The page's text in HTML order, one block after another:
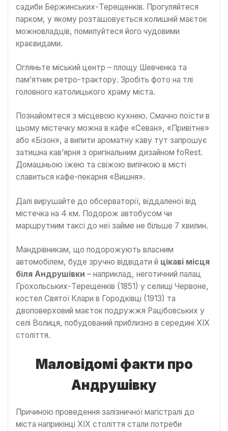
садиби Бержинських-Терещенків. Прогуляйтеся
парком, у якому розташовується колишній маєток
можновладців, помилуйтеся його чудовими
краєвидами.
Огляньте міський центр – площу Шевченка та
пам’ятник ретро-трактору. Зробіть фото на тлі
головного католицького храму міста.
Познайомтеся з місцевою кухнею. Смачно поїсти в
цьому містечку можна в кафе «Севан», «Привітне»
або «Бізон», а випити ароматну каву тут запрошує
затишна кав’ярня з оригінальним дизайном foRest.
Домашньою їжею та свіжою випічкою в місті
славиться кафе-пекарня «Вишня».
Далі вирушайте до обсерваторії, віддаленої від
містечка на 4 км. Подорож автобусом чи
маршрутним таксі до неї займе не більше 7 хвилин.
Мандрівникам, що подорожують власним
автомобілем, буде зручно відвідати й цікаві місця
біля Андрушівки – наприклад, неготичний палац
Грохольських-Терещенків (1851) у селищі Червоне,
костел Святої Клари в Городківці (1913) та
двоповерховий маєток подружжя Рацібовських у
селі Волиця, побудований приблизно в середині ХІХ
століття.
Маловідомі факти про
Андрушівку
Причиною проведення залізничної магістралі до
міста наприкінці ХІХ століття стали потреби